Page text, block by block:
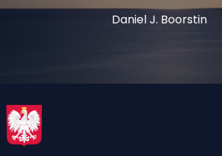
Daniel J. Boorstin